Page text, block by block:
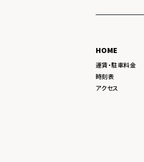
HOME
運賃・駐車料金
時刻表
アクセス